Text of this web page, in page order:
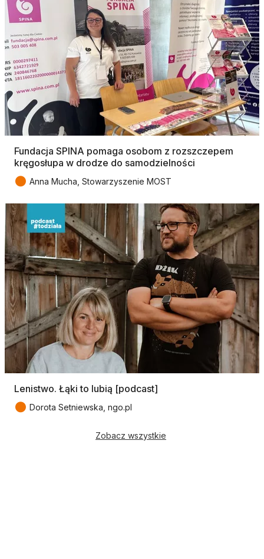
Fundacja SPINA pomaga osobom z rozszczepem
kręgosłupa w drodze do samodzielności
● Anna Mucha, Stowarzyszenie MOST
Lenistwo. Łąki to lubią [podcast]
● Dorota Setniewska, ngo.pl
Zobacz wszystkie